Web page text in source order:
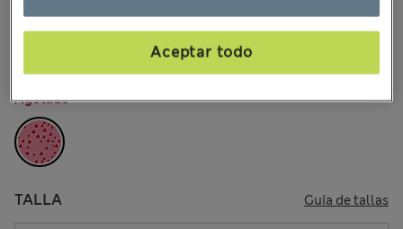
2 Opiniones
Todos los precios incluyen impuestos y aranceles
COLOR: Mezcla De Tonos Rosas
Agotado
TALLA Guía de tallas
Aceptar todo